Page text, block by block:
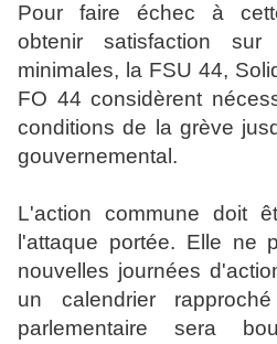
Pour faire échec à
obtenir satisfaction sur
minimales, la FSU 44,
FO 44 considèrent
conditions de la grève
gouvernemental.
L'action commune doit
l'attaque portée. Elle ne
nouvelles journées
un calendrier
parlementaire sera